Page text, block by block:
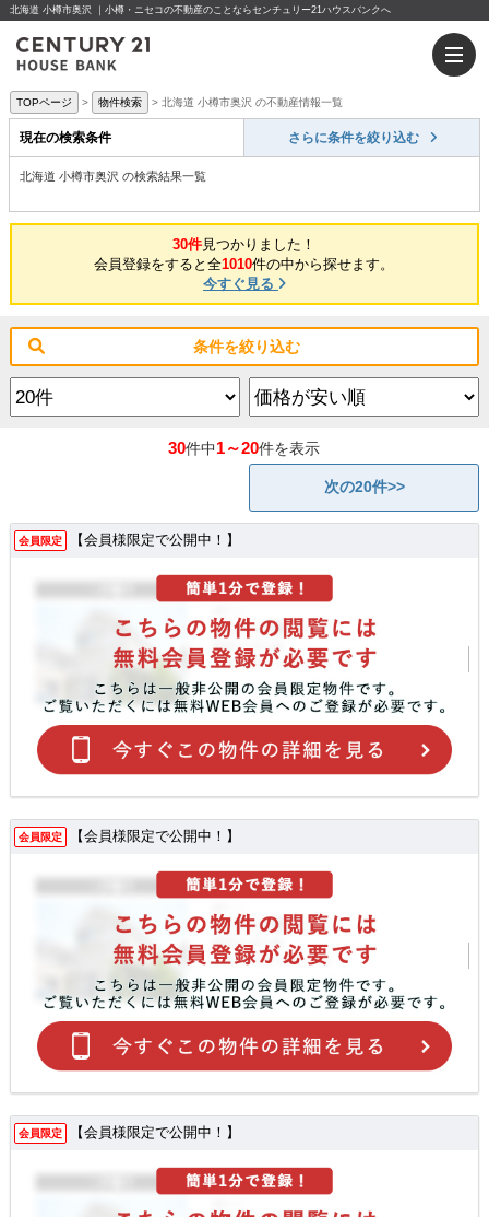
北海道 小樽市奥沢 ｜小樽・ニセコの不動産のことならセンチュリー21ハウスバンクへ
TOPページ 物件検索 北海道 小樽市奥沢 の不動産情報一覧
現在の検索条件 さらに条件を絞り込む
北海道 小樽市奥沢 の検索結果一覧
30件見つかりました！
会員登録をすると全1010件の中から探せます。
今すぐ見る
条件を絞り込む
30件中1～20件を表示
次の20件>>
会員限定 【会員様限定で公開中！】
会員限定 【会員様限定で公開中！】
会員限定 【会員様限定で公開中！】